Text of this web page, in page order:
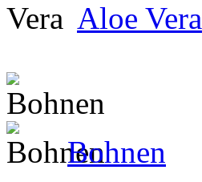
Aloe Vera
Bohnen